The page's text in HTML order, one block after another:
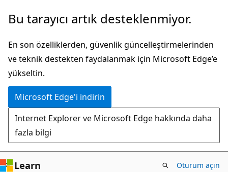
Ana
atla
Bu tarayıcı artık desteklenmiyor.
En son özelliklerden, güvenlik güncelleştirmelerinden
ve teknik destekten faydalanmak için Microsoft Edge’e
yükseltin.
Microsoft Edge'i indirin
Internet Explorer ve Microsoft Edge hakkında daha
fazla bilgi
Learn Oturum açın